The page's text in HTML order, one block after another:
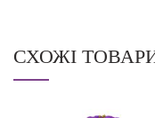
СХОЖІ